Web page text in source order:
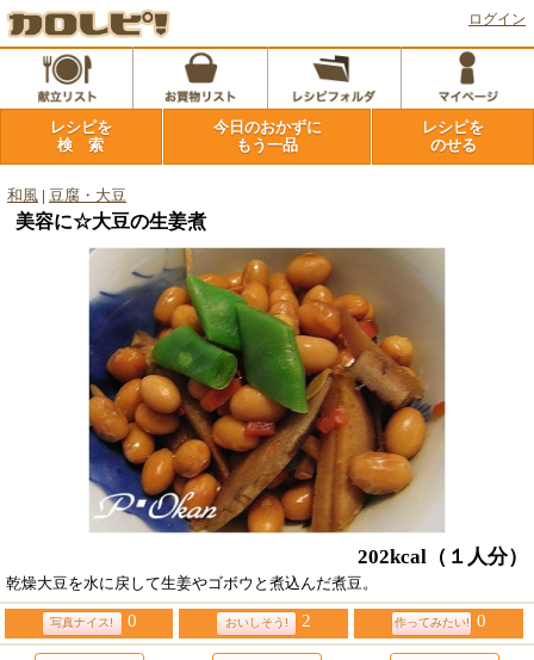
ログイン
レシピを
検 索
今日のおかずに
もう一品
レシピを
のせる
和風 豆腐・大豆
美容に☆大豆の生姜煮
202kcal （１人分）
乾燥大豆を水に戻して生姜やゴボウと煮込んだ煮豆。
写真ナイス! 0 おいしそう! 2 作ってみたい! 0